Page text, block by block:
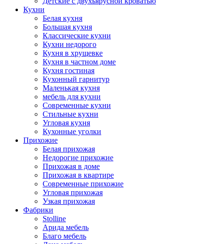
Кухни
Белая кухня
Большая кухня
Классические кухни
Кухни недорого
Кухня в хрущевке
Кухня в частном доме
Кухня гостиная
Кухонный гарнитур
Маленькая кухня
мебель для кухни
Современные кухни
Стильные кухни
Угловая кухня
Кухонные уголки
Прихожие
Белая прихожая
Недорогие прихожие
Прихожая в доме
Прихожая в квартире
Современные прихожие
Угловая прихожая
Узкая прихожая
Фабрики
Stolline
Арида мебель
Благо мебель